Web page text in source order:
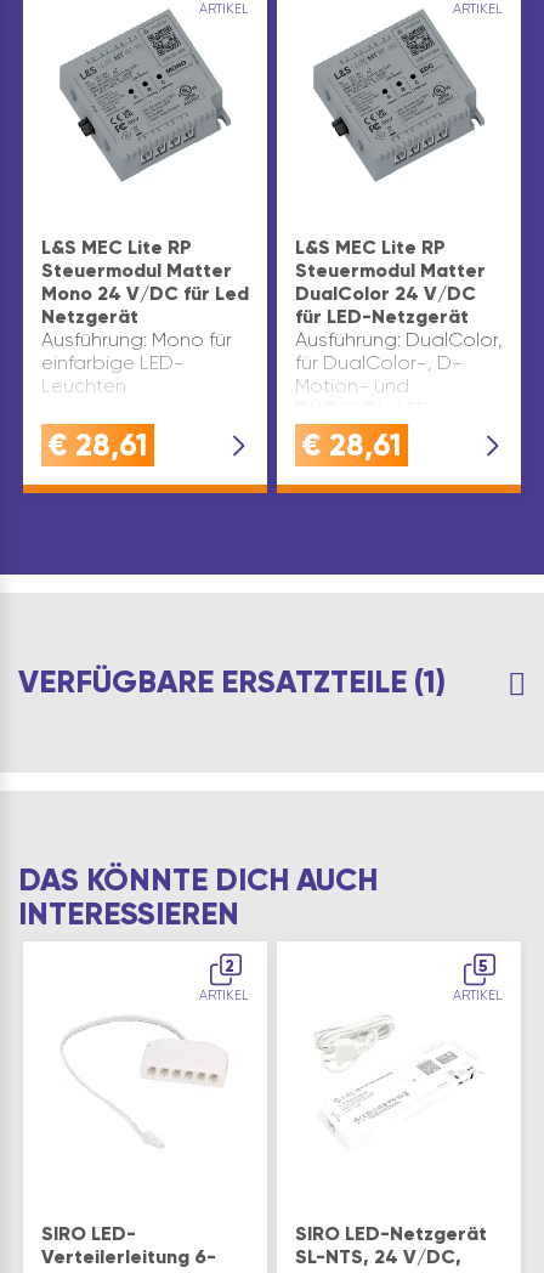
ARTIKEL
L&S MEC Lite RP
Steuermodul Matter
Mono 24 V/DC für Led
Netzgerät
Ausführung: Mono für
einfarbige LED-
Leuchten
€ 28,61
ARTIKEL
L&S MEC Lite RP
Steuermodul Matter
DualColor 24 V/DC
für LED-Netzgerät
Ausführung: DualColor,
für DualColor-, D-
Motion- und
Leuchten
€ 28,61
VERFÜGBARE ERSATZTEILE (1)
DAS KÖNNTE DICH AUCH
INTERESSIEREN
2
ARTIKEL
SIRO LED-
Verteilerleitung 6-
5
ARTIKEL
SIRO LED-Netzgerät
SL-NTS, 24 V/DC,